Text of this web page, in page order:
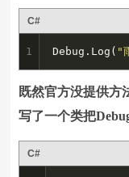
C#
1 Debug.Log( "
既然官方没提供方
写了一个类把
C#